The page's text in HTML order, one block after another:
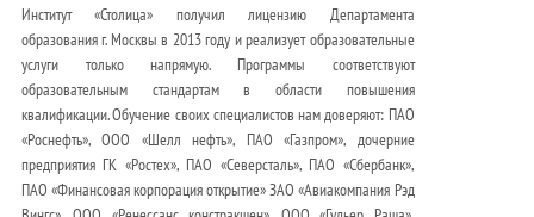
Институт «Столица» получил лицензию Департамента
образования г. Москвы в 2013 году и реализует образовательные
услуги только напрямую. Программы соответствуют
образовательным стандартам в области повышения
квалификации. Обучение своих специалистов нам доверяют: ПАО
«Роснефть», ООО «Шелл нефть», ПАО «Газпром», дочерние
предприятия ГК «Ростех», ПАО «Северсталь», ПАО «Сбербанк»,
ПАО «Финансовая корпорация открытие» ЗАО «Авиакомпания Рэд